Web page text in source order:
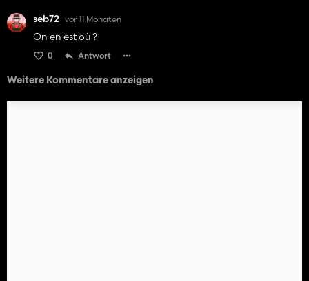
seb72 vor 11 Monaten
On en est où ?
0 Antwort
Weitere Kommentare anzeigen